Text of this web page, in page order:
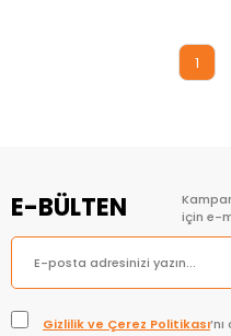
1
E-BÜLTEN
için e-
Gizlilik ve Çerez Politikası